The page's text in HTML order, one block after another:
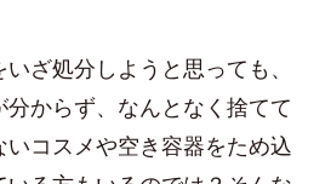
ざ処分しようと思っても、
からず、なんとなく捨てて
いコスメや空き容器をため込